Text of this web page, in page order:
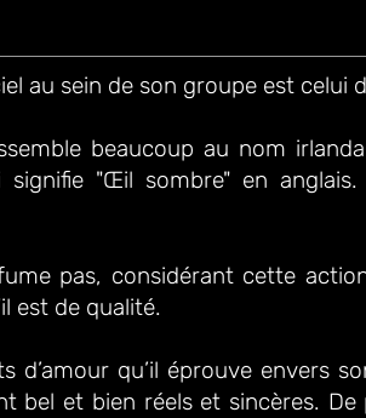
au sein de son groupe est celui
beaucoup au nom
signifie "Œil sombre" en anglais.
pas, considérant cette
est de qualité.
d’amour qu’il éprouve envers
bel et bien réels et sincères.